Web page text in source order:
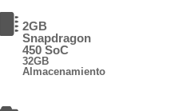
2GB
Snapdragon
450 SoC
32GB
Almacenamiento